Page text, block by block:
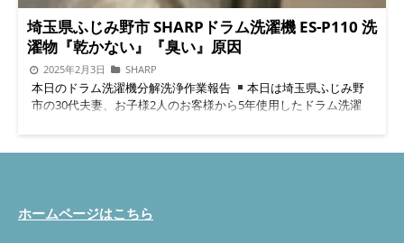
埼玉県ふじみ野市 SHARPドラム洗濯機 ES-P110 洗
濯物『乾かない』『臭い』原因
2025年2月3日 SHARP
本日のドラム洗濯機分解洗浄作業報告
本日は埼玉県ふじみ野
市の30代夫妻、お子様2人のお客様から5年使用したドラム洗濯
たしました。 脱水カバー清掃前 汚れ度★★★
まず、脱水受け
ます。このまま放置しておくと、洗濯物にも影響が出るかもしれ
ません。 脱水カバー清掃後
ホームページはこちら